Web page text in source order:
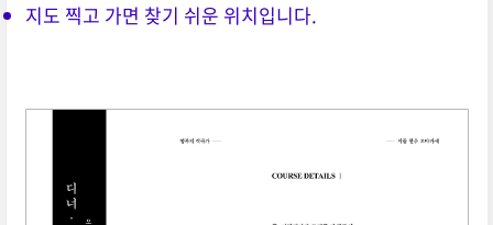
지도 찍고 가면 찾기 쉬운 위치입니다.